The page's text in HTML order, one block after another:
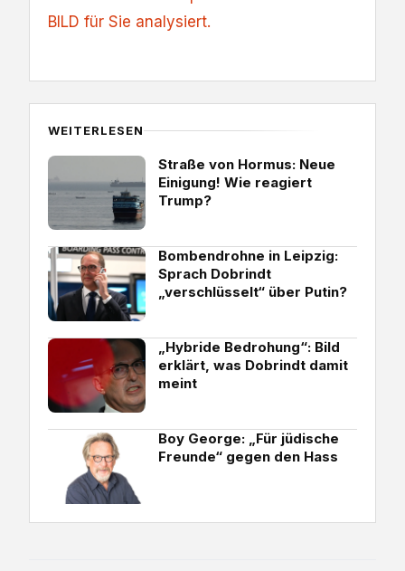
BILD für Sie analysiert.
WEITERLESEN
Straße von Hormus: Neue
Einigung! Wie reagiert
Trump?
Bombendrohne in Leipzig:
Sprach Dobrindt
„verschlüsselt“ über Putin?
„Hybride Bedrohung“: Bild
erklärt, was Dobrindt damit
meint
Boy George: „Für jüdische
Freunde“ gegen den Hass